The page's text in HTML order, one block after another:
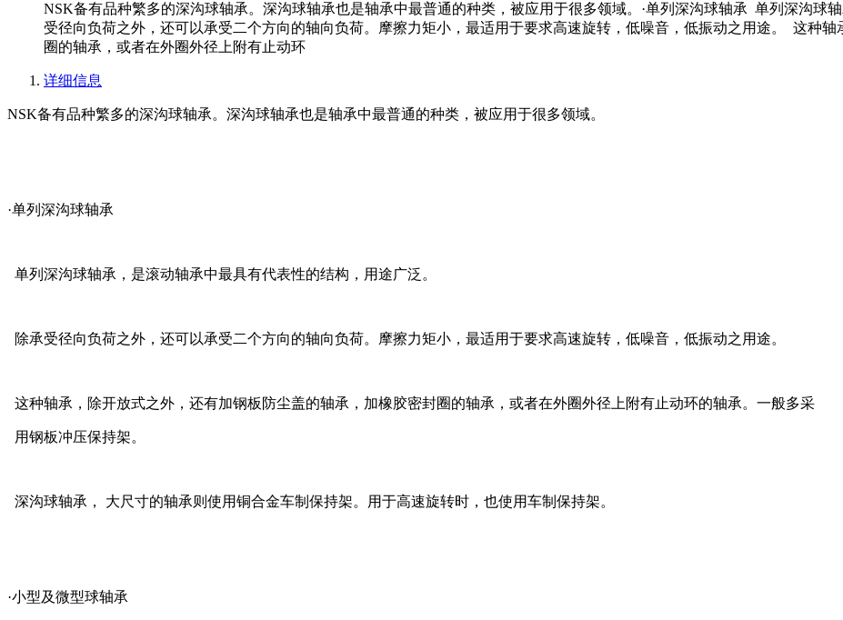
NSK备有品种繁多的深沟球轴承。深沟球轴承也是轴承中最普通的种类，被应用于很多领域。·单列深沟球轴承 单列深沟球
受径向负荷之外，还可以承受二个方向的轴向负荷。摩擦力矩小，最适用于要求高速旋转，低噪音，低振动之用途。 这种
圈的轴承，或者在外圈外径上附有止动环
详细信息
NSK备有品种繁多的深沟球轴承。深沟球轴承也是轴承中最普通的种类，被应用于很多领域。
·单列深沟球轴承
单列深沟球轴承，是滚动轴承中最具有代表性的结构，用途广泛。
除承受径向负荷之外，还可以承受二个方向的轴向负荷。摩擦力矩小，最适用于要求高速旋转，低噪音，低振动之用途。
这种轴承，除开放式之外，还有加钢板防尘盖的轴承，加橡胶密封圈的轴承，或者在外圈外径上附有止动环的轴承。一般多采
用钢板冲压保持架。
深沟球轴承， 大尺寸的轴承则使用铜合金车制保持架。用于高速旋转时，也使用车制保持架。
·小型及微型球轴承